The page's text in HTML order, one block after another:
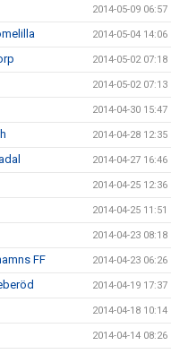
2014-05-09 06:57
2014-05-04 14:06
2014-05-02 07:18
2014-05-02 07:13
2014-04-30 15:47
2014-04-28 12:35
2014-04-27 16:46
2014-04-25 12:36
2014-04-25 11:51
2014-04-23 08:18
FF 2014-04-23 06:26
2014-04-19 17:37
2014-04-18 10:14
2014-04-14 08:26